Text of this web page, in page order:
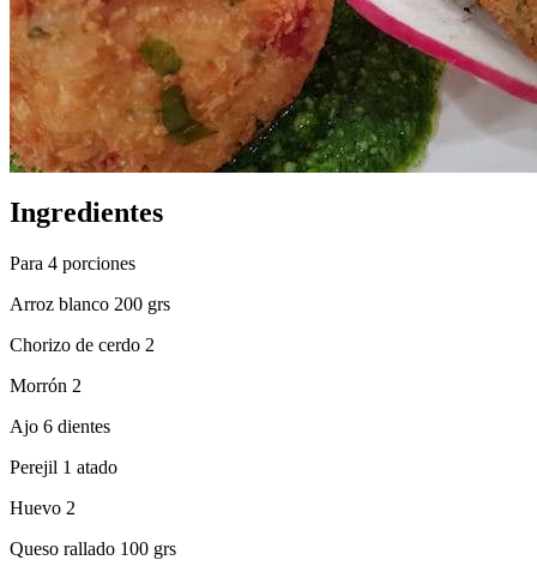
Ingredientes
Para 4 porciones
Arroz blanco 200 grs
Chorizo de cerdo 2
Morrón 2
Ajo 6 dientes
Perejil 1 atado
Huevo 2
Queso rallado 100 grs